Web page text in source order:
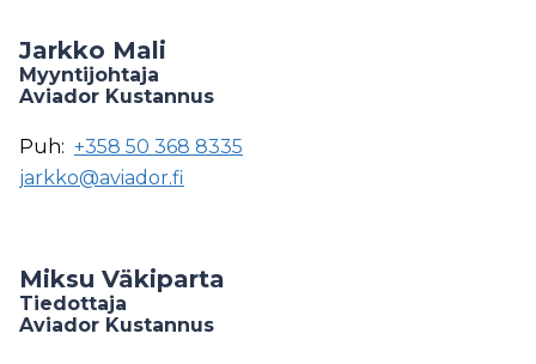
Jarkko Mali
Myyntijohtaja
Aviador Kustannus
Puh: +358 50 368 8335
jarkko@aviador.fi
Miksu Väkiparta
Tiedottaja
Aviador Kustannus